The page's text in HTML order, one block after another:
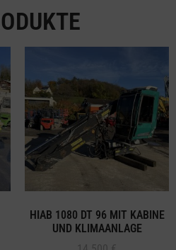
HIAB 1080 DT 96 MIT KABINE
UND KLIMAANLAGE